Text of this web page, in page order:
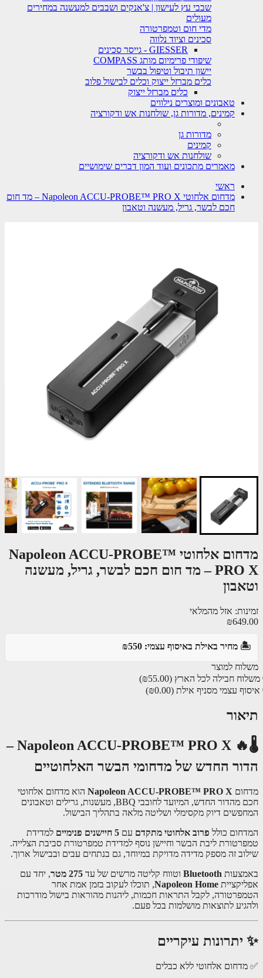
שבבי עץ לעישון | צ'אנקים ושבבים למעשנה במחירים
מעולים
מדי חום וטמפרטורה
סכינים וציוד נלווה
GIESSER - גייסר סכינים
שיפודי פרימיום מותג COMPASS
יישון תיבול וטיפול בבשר
כלים מברזל ייצוק וכלים לבישול פלוב
כלים מברזל ייצוק
טאבונים ומוצרים נילווים
קמינים, מדורות גן, שולחנות אש ודקורציה
מדורות גן
קמינים
שולחנות אש ודקורציה
מאמרים מתכונים ועוד המון דברים שימושיים
ראשי
מדחום אלחוטי Napoleon ACCU-PROBE™ PRO X – מד חום
חכם לבשר, גריל, מעשנה וטאבון
מדחום אלחוטי Napoleon ACCU-PROBE™
PRO X – מד חום חכם לבשר, גריל, מעשנה
אזל מהמלאי
מחיר באילת באיסוף עצמי: ₪550
למוצר
חבילה לכל הארץ(₪55.00)
עצמי מסניף אילת(₪0.00)
🌡🔥 Napoleon ACCU-PROBE™ PRO X –
החדש של מדחומי הבשר האלחוטיים
Napoleon ACCU-PROBE™ PRO Xהוא מדחום אלחוטי
חכם מהדור החדש, המיועד לחובבי BBQ, מעשנות, גרילים וטאבונים
דיוק מקסימלי ושליטה מלאה בתהליך הבישול.
כוללפרוב אלחוטי מתקדםעם 5 חיישנים פנימיים
למדידת
ליבת הבשר וחיישן נוסף למדידת טמפרטורת סביבת הצלייה.
זה מספק מדידה מדויקת במיוחד, גם בנתחים עבים ובבישול ארוך.
Bluetoothוטווח קליטה מרשים של עד275 מטר
, יחד עם
Napoleon Home, תוכלו לעקוב בזמן אמת אחר
לקבל התראות חכמות, ליהנות מהוראות בישול מודרכות
לתוצאות מושלמות בכל פעם.
עיקריים
אלחוטי ללא כבלים